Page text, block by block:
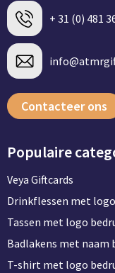
+ 31 (0) 481
Contacteer ons
Populaire
Veya Giftcards
Drinkflessen met
Tassen met logo
Badlakens met naam
T-shirt met logo